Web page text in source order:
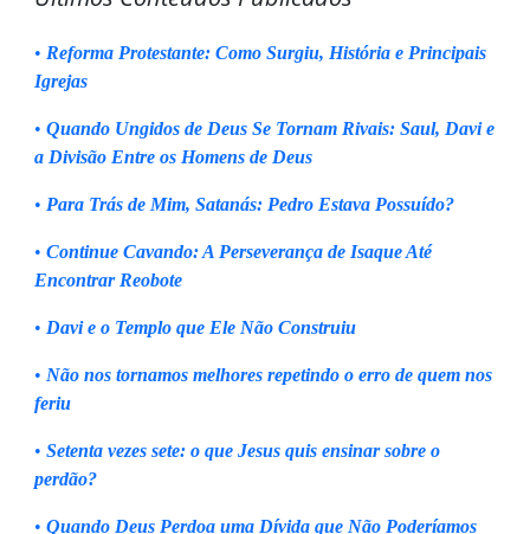
• Reforma Protestante: Como Surgiu, História e Principais
Igrejas
• Quando Ungidos de Deus Se Tornam Rivais: Saul, Davi e
a Divisão Entre os Homens de Deus
• Para Trás de Mim, Satanás: Pedro Estava Possuído?
• Continue Cavando: A Perseverança de Isaque Até
Encontrar Reobote
• Davi e o Templo que Ele Não Construiu
• Não nos tornamos melhores repetindo o erro de quem nos
feriu
• Setenta vezes sete: o que Jesus quis ensinar sobre o
perdão?
• Quando Deus Perdoa uma Dívida que Não Poderíamos